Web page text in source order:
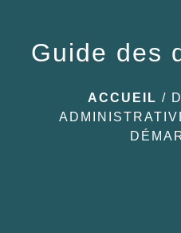
Guide des
ACCUEIL /